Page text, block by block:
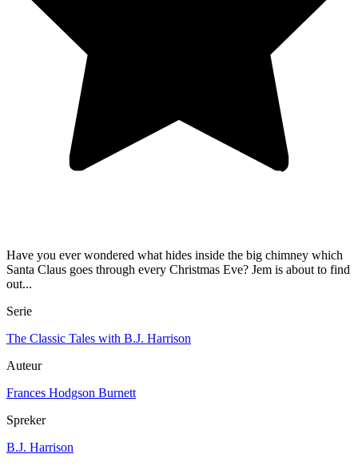
Have you ever wondered what hides inside the big chimney which
Santa Claus goes through every Christmas Eve? Jem is about to find
out...
Serie
The Classic Tales with B.J. Harrison
Auteur
Frances Hodgson Burnett
Spreker
B.J. Harrison